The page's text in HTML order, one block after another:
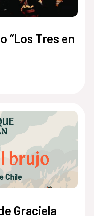
“Los Tres en
Graciela